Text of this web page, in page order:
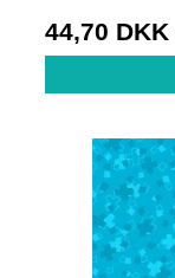
44,70 DKK